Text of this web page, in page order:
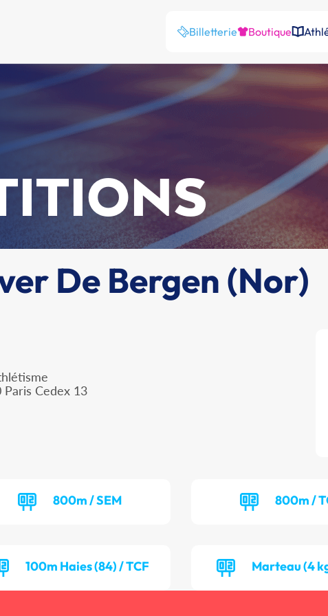
Billetterie Boutique
De Bergen (Nor)
Cedex 13
800m / SEM 800m /
100m Haies (84) / TCF Marteau (4